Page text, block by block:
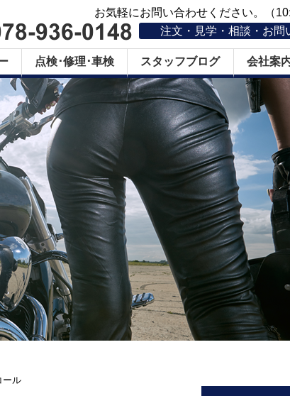
お気軽にお問い合わせください。（
注文・見学・相談・お問
点検･修理･車検 スタッフブログ 会社案
ル